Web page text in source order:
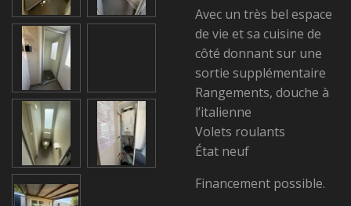
Avec un très bel espace
de vie et sa cuisine de
côté donnant sur une
sortie supplémentaire
Rangements, douche à
l’italienne
Volets roulants
État neuf
Financement possible.